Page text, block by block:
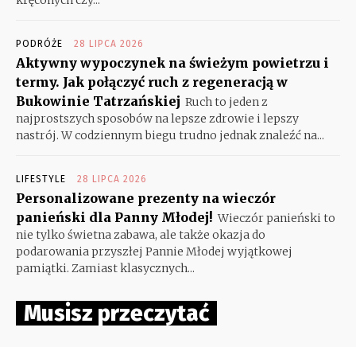
PODRÓŻE 28 LIPCA 2026
Aktywny wypoczynek na świeżym powietrzu i
termy. Jak połączyć ruch z regeneracją w
Bukowinie Tatrzańskiej Ruch to jeden z
najprostszych sposobów na lepsze zdrowie i lepszy
nastrój. W codziennym biegu trudno jednak znaleźć na...
LIFESTYLE 28 LIPCA 2026
Personalizowane prezenty na wieczór
panieński dla Panny Młodej! Wieczór panieński to
nie tylko świetna zabawa, ale także okazja do
podarowania przyszłej Pannie Młodej wyjątkowej
pamiątki. Zamiast klasycznych...
Musisz przeczytać